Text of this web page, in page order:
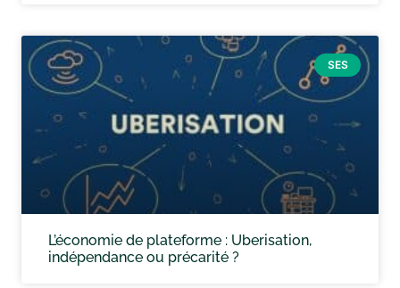
SES
L’économie de plateforme : Uberisation,
indépendance ou précarité ?